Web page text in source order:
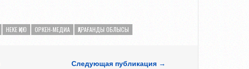
НЕКЕ ҚИЮ ОРКЕН-МЕДИА ҚАРАҒАНДЫ ОБЛЫСЫ
Следующая публикация →